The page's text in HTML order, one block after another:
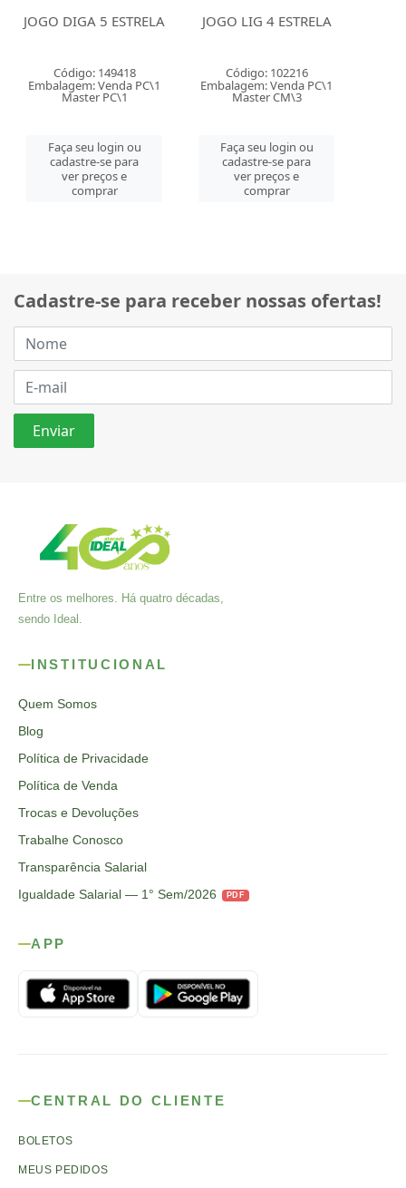
JOGO DIGA 5 ESTRELA
Código: 149418
Embalagem: Venda PC\1
Master PC\1
Faça seu login ou
cadastre-se para
ver preços e
comprar
JOGO LIG 4 ESTRELA
Código: 102216
Embalagem: Venda PC\1
Master CM\3
Faça seu login ou
cadastre-se para
ver preços e
comprar
Cadastre-se para receber nossas ofertas!
Entre os melhores. Há quatro décadas,
sendo Ideal.
INSTITUCIONAL
Quem Somos
Blog
Política de Privacidade
Política de Venda
Trocas e Devoluções
Trabalhe Conosco
Transparência Salarial
Igualdade Salarial — 1° Sem/2026
PDF
APP
CENTRAL DO CLIENTE
BOLETOS
MEUS PEDIDOS